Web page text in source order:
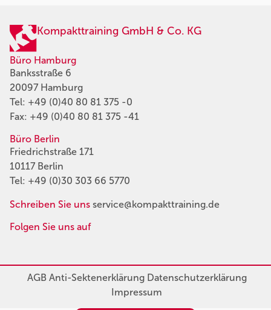
Kompakttraining GmbH & Co. KG
Büro Hamburg
Banksstraße 6
20097 Hamburg
Tel: +49 (0)40 80 81 375 -0
Fax: +49 (0)40 80 81 375 -41
Büro Berlin
Friedrichstraße 171
10117 Berlin
Tel: +49 (0)30 303 66 5770
Schreiben Sie uns service@kompakttraining.de
Folgen Sie uns auf
AGBAnti-SektenerklärungDatenschutzerklärung
Impressum